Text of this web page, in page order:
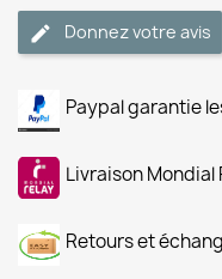
Donnez votre avis
Paypal garantie
Livraison Mondial
Retours et